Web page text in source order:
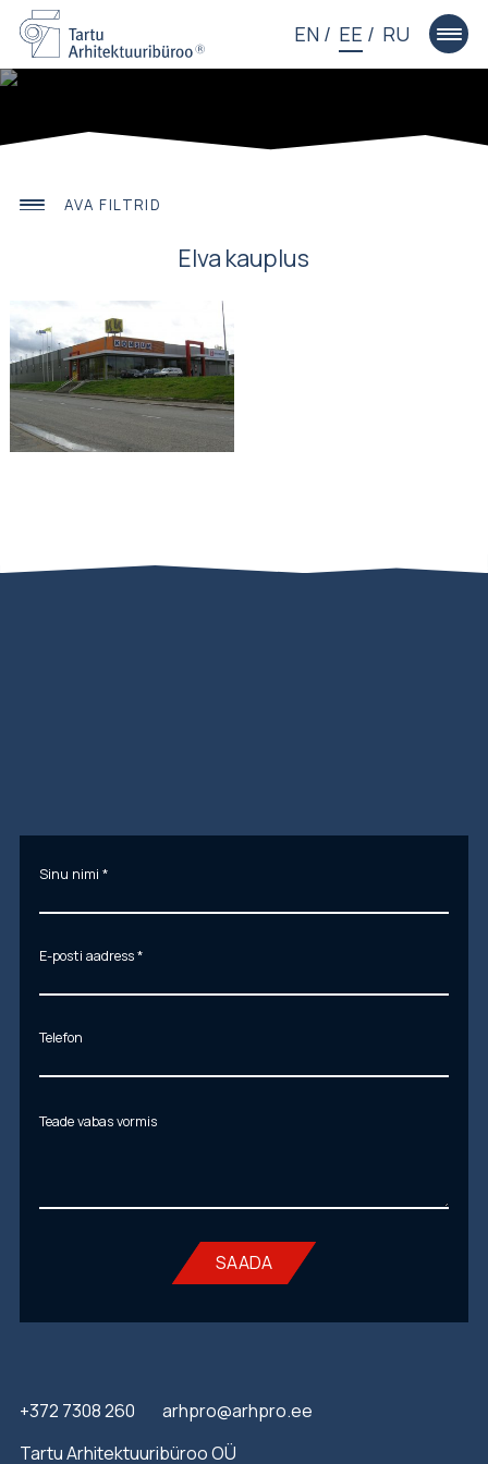
EN EE RU
AVA FILTRID
Elva kauplus
+372 7308 260
arhpro@arhpro.ee
Tartu Arhitektuuribüroo OÜ
Sinu nimi *
E-posti aadress*
Telefon
Teade vabas vormis
SAADA